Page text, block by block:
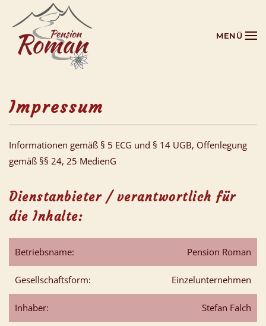
Zum Hauptinhalt springen MENÜ
Impressum
Informationen gemäß § 5 ECG und § 14 UGB, Offenlegung
gemäß §§ 24, 25 MedienG
Dienstanbieter / verantwortlich für
die Inhalte:
Betriebsname: Pension Roman
Gesellschaftsform: Einzelunternehmen
Inhaber: Stefan Falch